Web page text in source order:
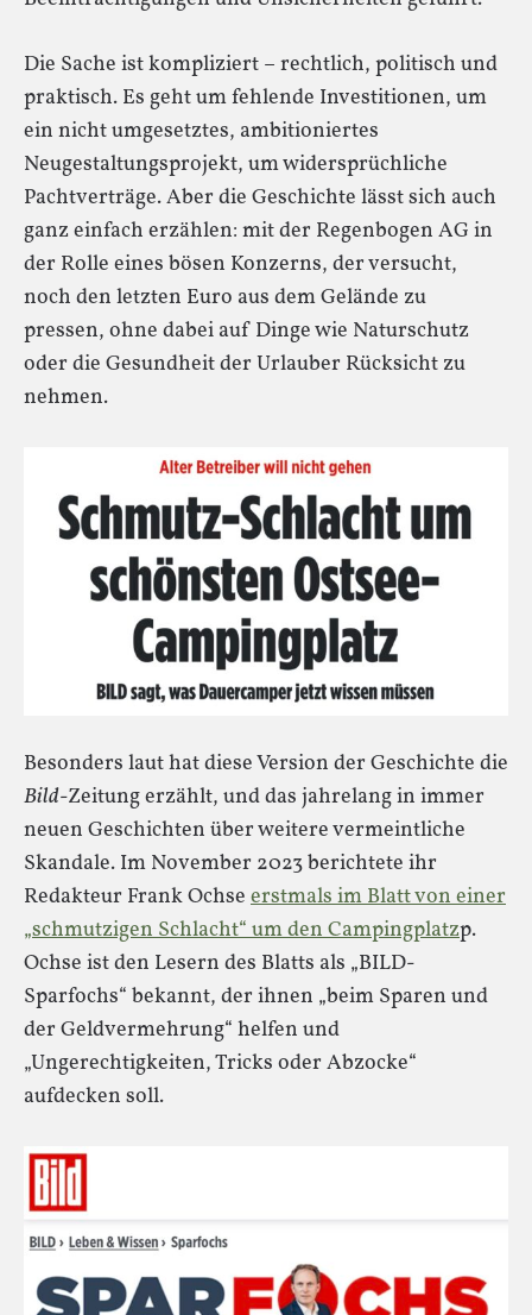
Die Sache ist kompliziert – rechtlich, politisch und
praktisch. Es geht um fehlende Investitionen, um
ein nicht umgesetztes, ambitioniertes
Neugestaltungsprojekt, um widersprüchliche
Pachtverträge. Aber die Geschichte lässt sich auch
ganz einfach erzählen: mit der Regenbogen AG in
der Rolle eines bösen Konzerns, der versucht,
noch den letzten Euro aus dem Gelände zu
pressen, ohne dabei auf Dinge wie Naturschutz
oder die Gesundheit der Urlauber Rücksicht zu
nehmen.
Besonders laut hat diese Version der Geschichte die
Bild-Zeitung erzählt, und das jahrelang in immer
neuen Geschichten über weitere vermeintliche
Skandale. Im November 2023 berichtete ihr
Redakteur Frank Ochse erstmals im Blatt von einer
„schmutzigen Schlacht“ um den Campingplatzp.
Ochse ist den Lesern des Blatts als „BILD-
Sparfochs“ bekannt, der ihnen „beim Sparen und
der Geldvermehrung“ helfen und
„Ungerechtigkeiten, Tricks oder Abzocke“
aufdecken soll.